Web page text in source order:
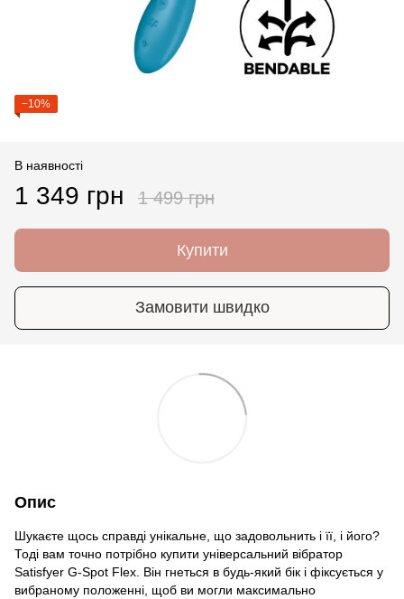
−10%
В наявності
1 349 грн 1 499 грн
Купити
Замовити швидко
Опис
Шукаєте щось справді унікальне, що задовольнить і її, і його?
Тоді вам точно потрібно купити універсальний вібратор
Satisfyer G-Spot Flex. Він гнеться в будь-який бік і фіксується у
вибраному положенні, щоб ви могли максимально